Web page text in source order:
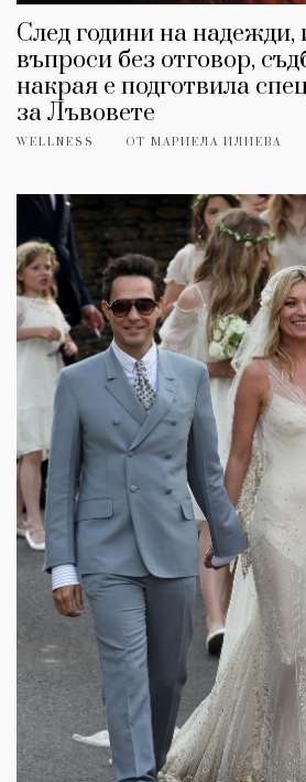
След години на надежди,
въпроси без отговор,
накрая е подготвила
за Лъвовете
WELLNESS ОТ МАРИЕЛА ИЛИЕВА